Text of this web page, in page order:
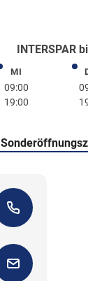
INTERSPAR
MIMittwoch
09:00
19:00